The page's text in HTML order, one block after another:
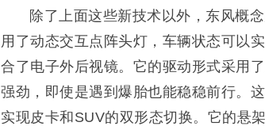
除了上面这些新技术以外，东风概
用了动态交互点阵头灯，车辆状态可以
合了电子外后视镜。它的驱动形式采用
强劲，即使是遇到爆胎也能稳稳前行。
实现皮卡和SUV的双形态切换。它的悬